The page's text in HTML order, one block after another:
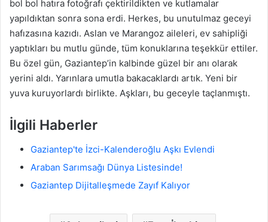
bol bol hatıra fotoğrafı çektirildikten ve kutlamalar
yapıldıktan sonra sona erdi. Herkes, bu unutulmaz geceyi
hafızasına kazıdı. Aslan ve Marangoz aileleri, ev sahipliği
yaptıkları bu mutlu günde, tüm konuklarına teşekkür ettiler.
Bu özel gün, Gaziantep’in kalbinde güzel bir anı olarak
yerini aldı. Yarınlara umutla bakacaklardı artık. Yeni bir
yuva kuruyorlardı birlikte. Aşkları, bu geceyle taçlanmıştı.
İlgili Haberler
Gaziantep'te İzci-Kalenderoğlu Aşkı Evlendi
Araban Sarımsağı Dünya Listesinde!
Gaziantep Dijitalleşmede Zayıf Kalıyor